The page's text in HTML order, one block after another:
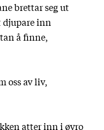
brettar seg ut
djupare inn
å finne,
oss av liv,
atter inn i øyro